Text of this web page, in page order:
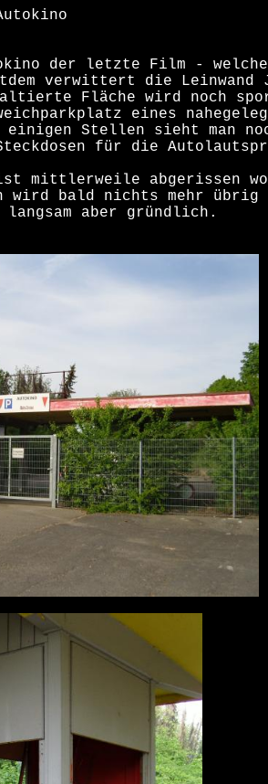
der letzte Film -
verwittert die Leinwand
Fläche wird noch
eines
einigen Stellen sieht man
für die
mittlerweile abgerissen
wird bald nichts mehr übrig
langsam aber gründlich.